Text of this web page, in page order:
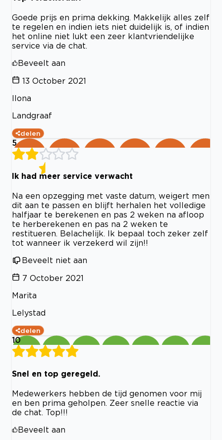
Goede prijs en prima dekking. Makkelijk alles zelf
te regelen en indien iets niet duidelijk is, of indien
het online niet lukt een zeer klantvriendelijke
service via de chat.
Beveelt aan
13 October 2021
Ilona
Landgraaf
delen
5
Ik had meer service verwacht
Na een opzegging met vaste datum, weigert men
dit aan te passen en blijft herhalen het volledige
halfjaar te berekenen en pas 2 weken na afloop
te herberekenen en pas na 2 weken te
restitueren. Belachelijk. Ik bepaal toch zeker zelf
tot wanneer ik verzekerd wil zijn!!
Beveelt niet aan
7 October 2021
Marita
Lelystad
delen
10
Snel en top geregeld.
Medewerkers hebben de tijd genomen voor mij
en ben prima geholpen. Zeer snelle reactie via
de chat. Top!!!
Beveelt aan